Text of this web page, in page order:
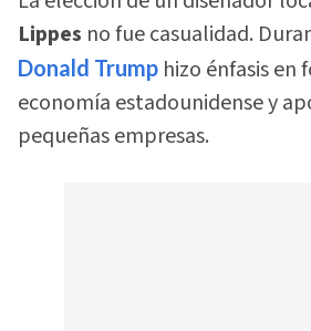
Lippes no fue casualidad.
Donald Trump hizo énfasis en
economía estadounidense y
pequeñas empresas.